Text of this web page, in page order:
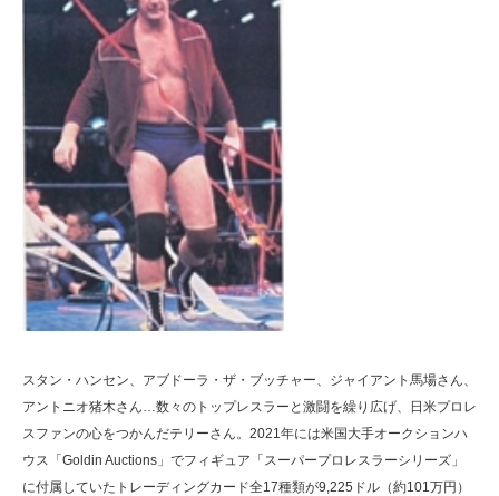
スタン・ハンセン、アブドーラ・ザ・ブッチャー、ジャイアント馬場さん、
アントニオ猪木さん…数々のトップレスラーと激闘を繰り広げ、日米プロレ
スファンの心をつかんだテリーさん。2021年には米国大手オークションハ
ウス「Goldin Auctions」でフィギュア「スーパープロレスラーシリーズ」
に付属していたトレーディングカード全17種類が9,225ドル（約101万円）